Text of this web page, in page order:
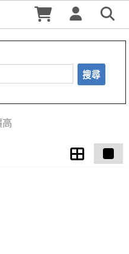
韓風
搜尋
高